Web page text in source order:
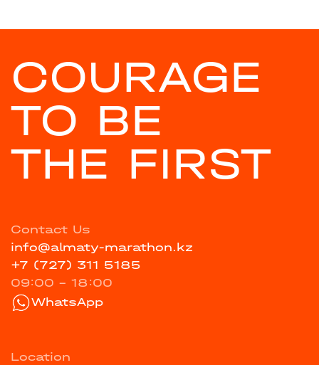
COURAGE
TO BE
THE FIRST
Contact Us
info@almaty-marathon.kz
+7 (727) 311 5185
09:00 - 18:00
WhatsApp
Location